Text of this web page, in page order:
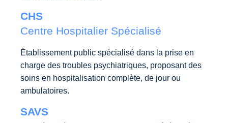
CHS
Centre Hospitalier Spécialisé
Établissement public spécialisé dans la prise en
charge des troubles psychiatriques, proposant des
soins en hospitalisation complète, de jour ou
ambulatoires.
SAVS